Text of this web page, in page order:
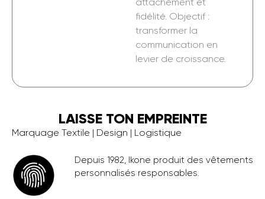
attachement et
fidélité. Objectif :
transformer la
communication en
levier de croissance.
LAISSE TON EMPREINTE
Marquage Textile | Design | Logistique
Depuis 1982, Ikone produit des vêtements
personnalisés responsables.